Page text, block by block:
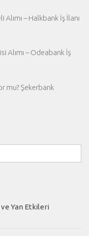
– Halkbank İş İlanı
Alımı – Odeabank İş
mu? Şekerbank
ve Yan Etkileri